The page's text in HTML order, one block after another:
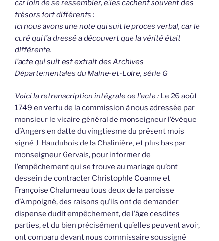
car loin de se ressembler, elles cachent souvent des
trésors fort différents :
ici nous avons une note qui suit le procès verbal, car le
curé qui l’a dressé a découvert que la vérité était
différente.
l’acte qui suit est extrait des Archives
Départementales du Maine-et-Loire, série G
Voici la retranscription intégrale de l’acte : Le 26 août
1749 en vertu de la commission à nous adressée par
monsieur le vicaire général de monseigneur l’évêque
d’Angers en datte du vingtiesme du présent mois
signé J. Haudubois de la Chalinière, et plus bas par
monseigneur Gervais, pour informer de
l’empêchement qui se trouve au mariage qu’ont
dessein de contracter Christophle Coanne et
Françoise Chalumeau tous deux de la paroisse
d’Ampoigné, des raisons qu’ils ont de demander
dispense dudit empêchement, de l’âge desdites
parties, et du bien précisément qu’elles peuvent avoir,
ont comparu devant nous commissaire soussigné